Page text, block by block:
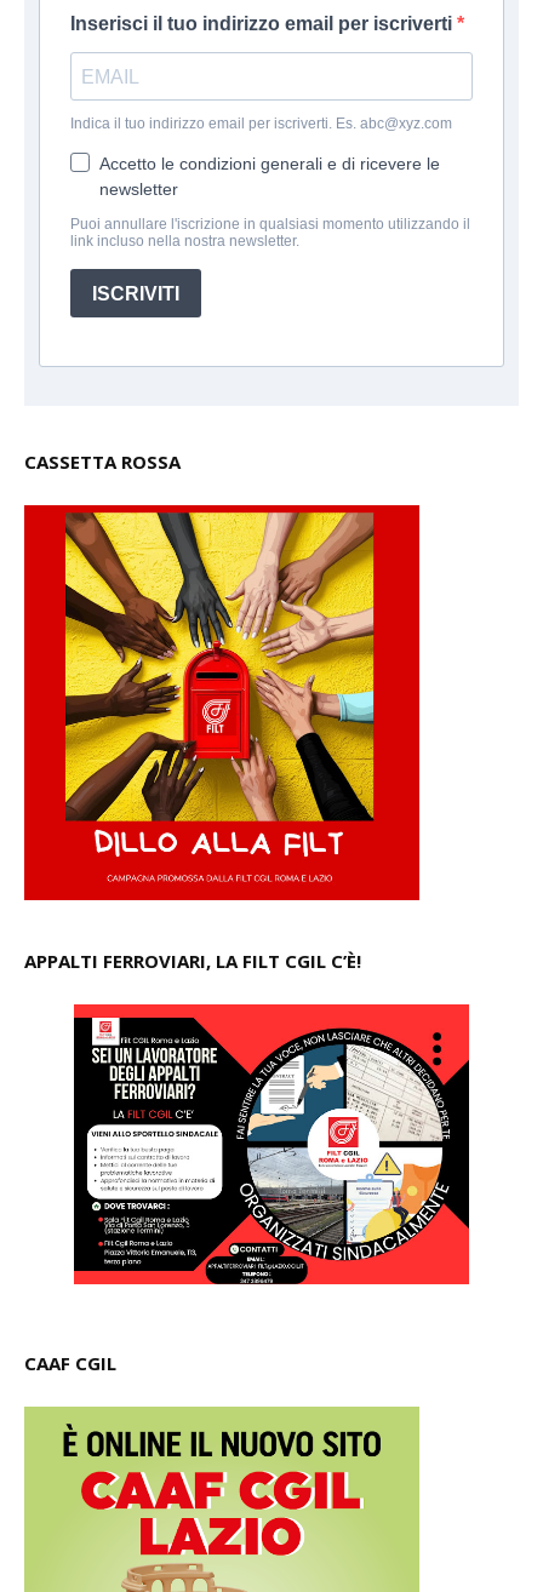
Inserisci il tuo indirizzo email per iscriverti
Indica il tuo indirizzo email per iscriverti. Es. abc@xyz.com
Accetto le condizioni generali e di ricevere le
newsletter
Puoi annullare l'iscrizione in qualsiasi momento utilizzando il
link incluso nella nostra newsletter.
ISCRIVITI
CASSETTA ROSSA
APPALTI FERROVIARI, LA FILT CGIL C’È!
CAAF CGIL